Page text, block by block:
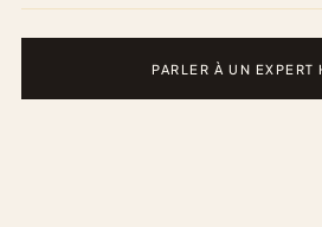
PARLER À UN EXPERT